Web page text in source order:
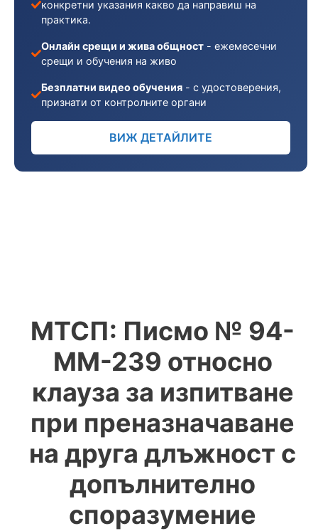
МТСП: Писмо № 94-
ММ-239 относно
клауза за изпитване
при преназначаване
на друга длъжност с
допълнително
споразумение
конкретни указания какво да направиш на
практика.
Онлайн срещи и жива общност - ежемесечни
срещи и обучения на живо
Безплатни видео обучения - с удостоверения,
признати от контролните органи
ВИЖ ДЕТАЙЛИТЕ